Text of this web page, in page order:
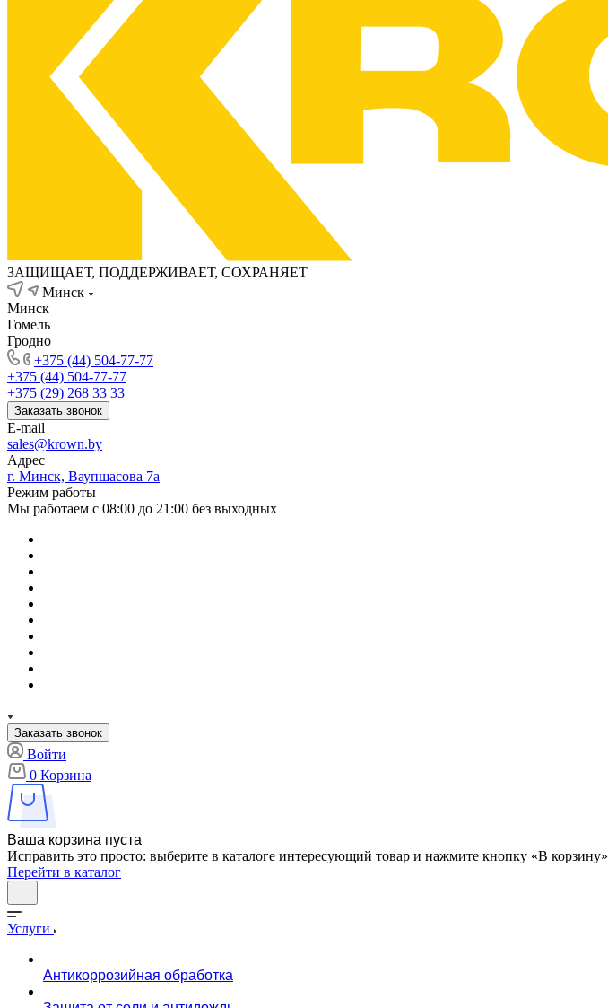
ЗАЩИЩАЕТ, ПОДДЕРЖИВАЕТ, СОХРАНЯЕТ
Минск
Минск
Гомель
Гродно
+375 (44) 504-77-77
+375 (44) 504-77-77
+375 (29) 268 33 33
Заказать звонок
E-mail
sales@krown.by
Адрес
г. Минск, Ваупшасова 7а
Режим работы
Мы работаем с 08:00 до 21:00 без выходных
Заказать звонок
Войти
0 Корзина
Ваша корзина пуста
Исправить это просто: выберите в каталоге интересующий товар и нажмите кнопку «В корзину»
Перейти в каталог
Услуги
Антикоррозийная обработка